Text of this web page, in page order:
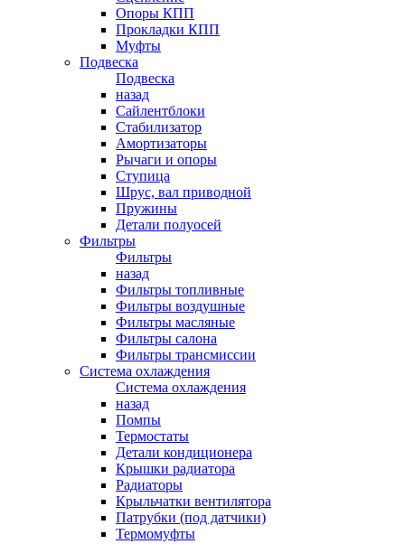
Опоры КПП
Прокладки КПП
Муфты
Подвеска
Подвеска
назад
Сайлентблоки
Стабилизатор
Амортизаторы
Рычаги и опоры
Ступица
Шрус, вал приводной
Пружины
Детали полуосей
Фильтры
Фильтры
назад
Фильтры топливные
Фильтры воздушные
Фильтры масляные
Фильтры салона
Фильтры трансмиссии
Система охлаждения
Система охлаждения
назад
Помпы
Термостаты
Детали кондиционера
Крышки радиатора
Радиаторы
Крыльчатки вентилятора
Патрубки (под датчики)
Термомуфты